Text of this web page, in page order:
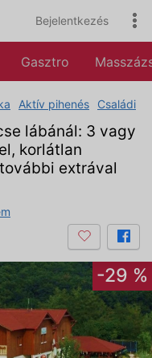
Bejelentkezés
Gasztro
Aktív pihenés Családi
lábánál: 3 vagy
korlátlan
extrával
-29 %